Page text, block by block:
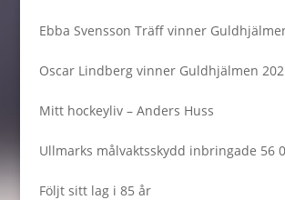
Ebba Svensson Träff vinner
Oscar Lindberg vinner Guldhjälmen
Mitt hockeyliv – Anders Huss
Ullmarks målvaktsskydd inbringade 56
Följt sitt lag i 85 år